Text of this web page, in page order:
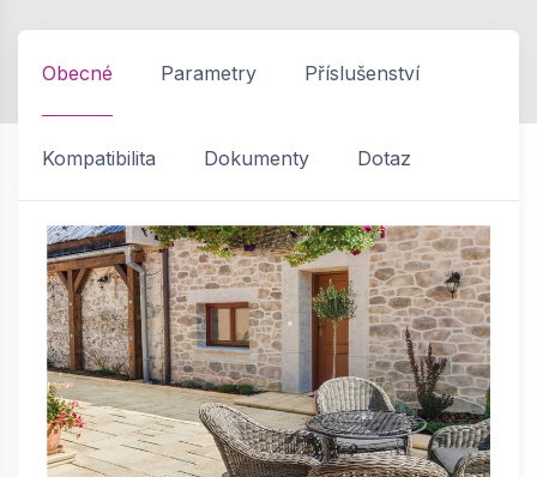
Obecné Parametry Příslušenství
Kompatibilita Dokumenty Dotaz